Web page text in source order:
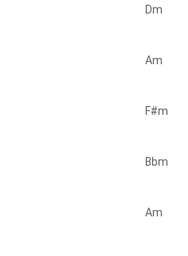
Dm
Am
F#m
Bbm
Am